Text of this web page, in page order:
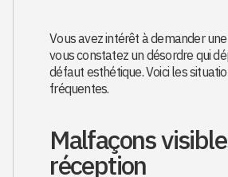
Vous avez intérêt à demander
vous constatez un désordre qui
défaut esthétique. Voici les
fréquentes.
Malfaçons
réception